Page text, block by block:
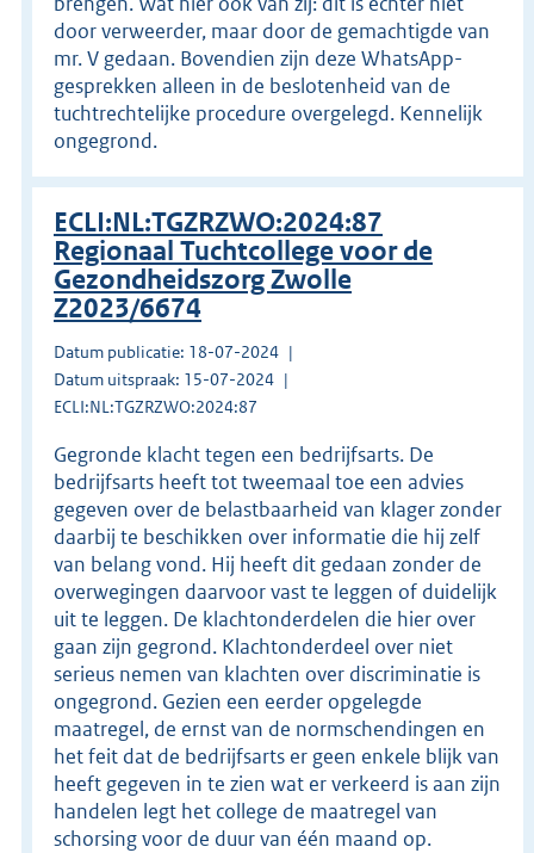
door verweerder, maar door de gemachtigde van
mr. V gedaan. Bovendien zijn deze WhatsApp-
gesprekken alleen in de beslotenheid van de
tuchtrechtelijke procedure overgelegd. Kennelijk
ongegrond.
ECLI:NL:TGZRZWO:2024:87
Regionaal Tuchtcollege voor de
Gezondheidszorg Zwolle
Z2023/6674
Datum publicatie: 18-07-2024
Datum uitspraak: 15-07-2024
ECLI:NL:TGZRZWO:2024:87
Gegronde klacht tegen een bedrijfsarts. De
bedrijfsarts heeft tot tweemaal toe een advies
gegeven over de belastbaarheid van klager zonder
daarbij te beschikken over informatie die hij zelf
van belang vond. Hij heeft dit gedaan zonder de
overwegingen daarvoor vast te leggen of duidelijk
uit te leggen. De klachtonderdelen die hier over
gaan zijn gegrond. Klachtonderdeel over niet
serieus nemen van klachten over discriminatie is
ongegrond. Gezien een eerder opgelegde
maatregel, de ernst van de normschendingen en
het feit dat de bedrijfsarts er geen enkele blijk van
heeft gegeven in te zien wat er verkeerd is aan zijn
handelen legt het college de maatregel van
schorsing voor de duur van één maand op.